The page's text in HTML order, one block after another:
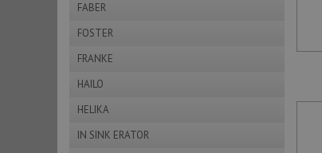
FABER
FOSTER
FRANKE
HAILO
HELIKA
IN SINK ERATOR